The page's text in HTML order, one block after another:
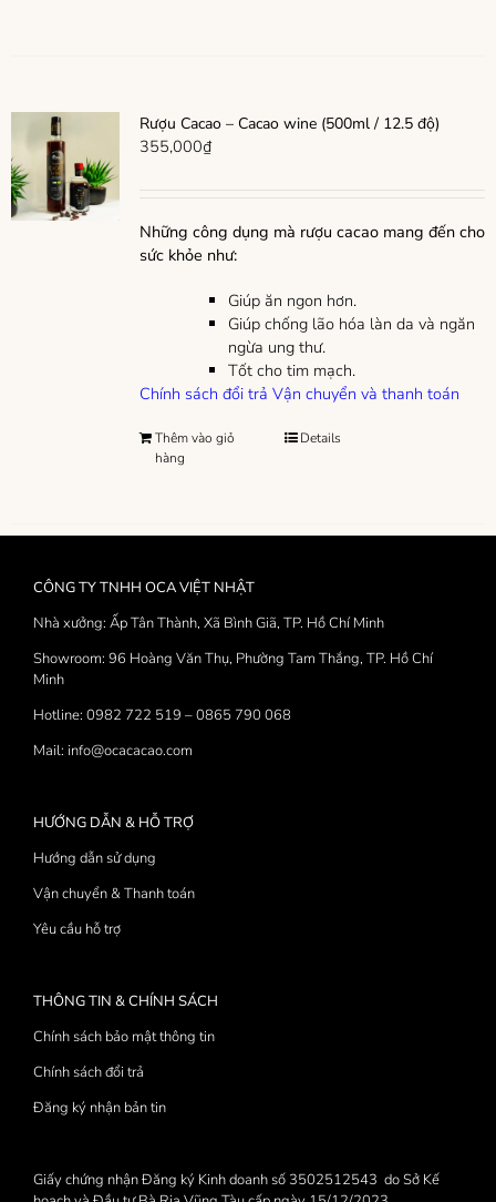
Rượu Cacao – Cacao wine (500ml / 12.5 độ)
355,000₫
Những công dụng mà rượu cacao mang đến cho
sức khỏe như:
Giúp ăn ngon hơn.
Giúp chống lão hóa làn da và ngăn
ngừa ung thư.
Tốt cho tim mạch.
Chính sách đổi trả Vận chuyển và thanh toán
Thêm vào giỏ
hàng
Details
CÔNG TY TNHH OCA VIỆT NHẬT
Nhà xưởng: Ấp Tân Thành, Xã Bình Giã, TP. Hồ Chí Minh
Showroom: 96 Hoàng Văn Thụ, Phường Tam Thắng, TP. Hồ Chí
Minh
Hotline: 0982 722 519 – 0865 790 068
Mail: info@ocacacao.com
HƯỚNG DẪN & HỖ TRỢ
Hướng dẫn sử dụng
Vận chuyển & Thanh toán
Yêu cầu hỗ trợ
THÔNG TIN & CHÍNH SÁCH
Chính sách bảo mật thông tin
Chính sách đổi trả
Đăng ký nhận bản tin
Giấy chứng nhận Đăng ký Kinh doanh số 3502512543 do Sở Kế